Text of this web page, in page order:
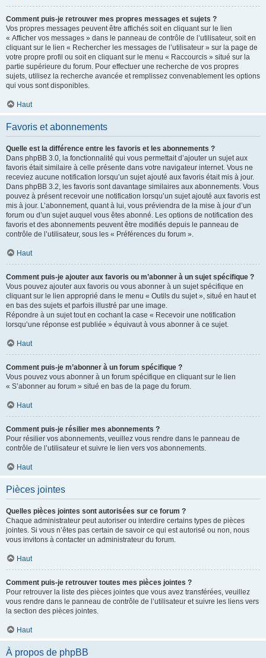
Comment puis-je retrouver mes propres messages et sujets ?
Vos propres messages peuvent être affichés soit en cliquant sur le lien
« Afficher vos messages » dans le panneau de contrôle de l’utilisateur, soit en
cliquant sur le lien « Rechercher les messages de l’utilisateur » sur la page de
votre propre profil ou soit en cliquant sur le menu « Raccourcis » situé sur la
partie supérieure du forum. Pour effectuer une recherche de vos propres
sujets, utilisez la recherche avancée et remplissez convenablement les options
qui vous sont disponibles.
Haut
Favoris et abonnements
Quelle est la différence entre les favoris et les abonnements ?
Dans phpBB 3.0, la fonctionnalité qui vous permettait d’ajouter un sujet aux
favoris était similaire à celle présente dans votre navigateur internet. Vous ne
receviez aucune notification lorsqu’un sujet ajouté aux favoris était mis à jour.
Dans phpBB 3.2, les favoris sont davantage similaires aux abonnements. Vous
pouvez à présent recevoir une notification lorsqu’un sujet ajouté aux favoris est
mis à jour. L’abonnement, quant à lui, vous préviendra de la mise à jour d’un
forum ou d’un sujet auquel vous êtes abonné. Les options de notification des
favoris et des abonnements peuvent être modifiés depuis le panneau de
contrôle de l’utilisateur, sous les « Préférences du forum ».
Haut
Comment puis-je ajouter aux favoris ou m’abonner à un sujet spécifique ?
Vous pouvez ajouter aux favoris ou vous abonner à un sujet spécifique en
cliquant sur le lien approprié dans le menu « Outils du sujet », situé en haut et
en bas des sujets et parfois illustré par une image.
Répondre à un sujet tout en cochant la case « Recevoir une notification
lorsqu’une réponse est publiée » équivaut à vous abonner à ce sujet.
Haut
Comment puis-je m’abonner à un forum spécifique ?
Vous pouvez vous abonner à un forum spécifique en cliquant sur le lien
« S’abonner au forum » situé en bas de la page du forum.
Haut
Comment puis-je résilier mes abonnements ?
Pour résilier vos abonnements, veuillez vous rendre dans le panneau de
contrôle de l’utilisateur et suivre le lien vers vos abonnements.
Haut
Pièces jointes
Quelles pièces jointes sont autorisées sur ce forum ?
Chaque administrateur peut autoriser ou interdire certains types de pièces
jointes. Si vous n’êtes pas certain de savoir ce qui est autorisé ou non, nous
vous invitons à contacter un administrateur du forum.
Haut
Comment puis-je retrouver toutes mes pièces jointes ?
Pour retrouver la liste des pièces jointes que vous avez transférées, veuillez
vous rendre dans le panneau de contrôle de l’utilisateur et suivre les liens vers
la section des pièces jointes.
Haut
À propos de phpBB